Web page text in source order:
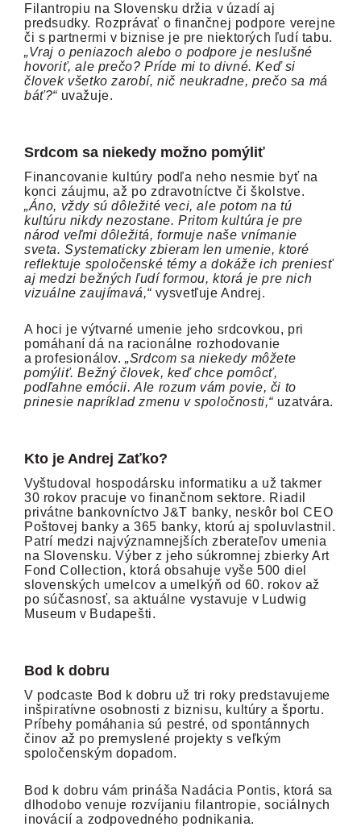
Filantropiu na Slovensku držia v úzadí aj
predsudky. Rozprávať o finančnej podpore verejne
či s partnermi v biznise je pre niektorých ľudí tabu.
„Vraj o peniazoch alebo o podpore je neslušné
hovoriť, ale prečo? Príde mi to divné. Keď si
človek všetko zarobí, nič neukradne, prečo sa má
báť?“ uvažuje.
Srdcom sa niekedy možno pomýliť
Financovanie kultúry podľa neho nesmie byť na
konci záujmu, až po zdravotníctve či školstve.
„Áno, vždy sú dôležité veci, ale potom na tú
kultúru nikdy nezostane. Pritom kultúra je pre
národ veľmi dôležitá, formuje naše vnímanie
sveta. Systematicky zbieram len umenie, ktoré
reflektuje spoločenské témy a dokáže ich preniesť
aj medzi bežných ľudí formou, ktorá je pre nich
vizuálne zaujímavá,“ vysvetľuje Andrej.
A hoci je výtvarné umenie jeho srdcovkou, pri
pomáhaní dá na racionálne rozhodovanie
a profesionálov.„Srdcom sa niekedy môžete
pomýliť. Bežný človek, keď chce pomôcť,
podľahne emócii. Ale rozum vám povie, či to
prinesie napríklad zmenu v spoločnosti,“ uzatvára.
Kto je Andrej Zaťko?
Vyštudoval hospodársku informatiku a už takmer
30 rokov pracuje vo finančnom sektore. Riadil
privátne bankovníctvo J&T banky, neskôr bol CEO
Poštovej banky a 365 banky, ktorú aj spoluvlastnil.
Patrí medzi najvýznamnejších zberateľov umenia
na Slovensku. Výber z jeho súkromnej zbierky Art
Fond Collection, ktorá obsahuje vyše 500 diel
slovenských umelcov a umelkýň od 60. rokov až
po súčasnosť, sa aktuálne vystavuje v Ludwig
Museum v Budapešti.
Bod k dobru
V podcaste Bod k dobru už tri roky predstavujeme
inšpiratívne osobnosti z biznisu, kultúry a športu.
Príbehy pomáhania sú pestré, od spontánnych
činov až po premyslené projekty s veľkým
spoločenským dopadom.
Bod k dobru vám prináša Nadácia Pontis, ktorá sa
dlhodobo venuje rozvíjaniu filantropie, sociálnych
inovácií a zodpovedného podnikania.